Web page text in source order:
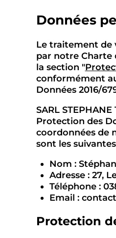
Données
Le traitement de
par notre Charte
la section "
conformément
Données 2016/
SARL
Protection des
coordonnées de
sont les
Nom :
Adresse : 27,
Téléphone :
Email :
Protection